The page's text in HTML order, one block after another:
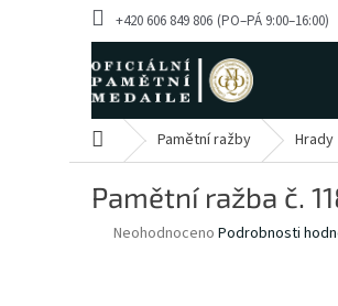
+420 606 849 806
Domů Pamětní ražby Hrady
Pamětní ražba č.
Průměrné
Neohodnoceno Podrobnosti